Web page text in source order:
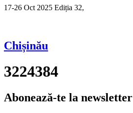
17-26 Oct 2025 Ediția 32,
Chișinău
3224384
Abonează-te la newsletter